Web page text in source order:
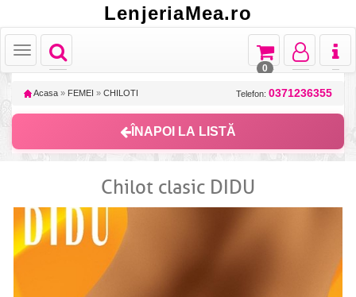
LenjeriaMea.ro
Toggle
navigation
Toggle
Toggle
navigation
Toggle
navigation
Toggle
navigation
0
Acasa » FEMEI » CHILOTI Telefon: 0371236355
ÎNAPOI LA LISTĂ
Chilot clasic DIDU